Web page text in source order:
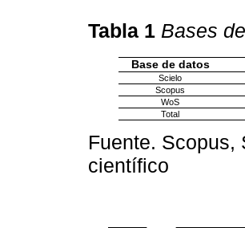
Tabla 1 Bases
Base de datos
Scielo
Scopus
WoS
Total
Fuente. Scopus,
científico